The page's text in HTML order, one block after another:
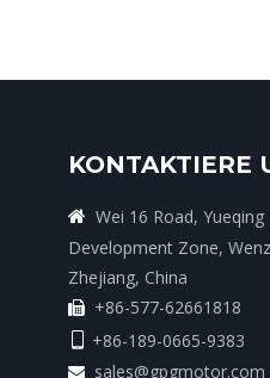
KONTAKTIERE
 Wei 16 Road,
Development Zone,
Zhejiang, China
 +86-577-62661818
+86-189-0665-9383
 sales@gpgmotor.com